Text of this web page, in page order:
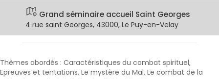
Grand séminaire accueil Saint Georges
4 rue saint Georges, 43000, Le Puy-en-Velay
Thèmes abordés : Caractéristiques du combat spirituel,
Epreuves et tentations, Le mystère du Mal, Le combat de la